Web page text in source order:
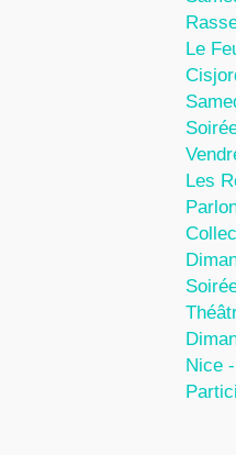
Le
Les
Nice